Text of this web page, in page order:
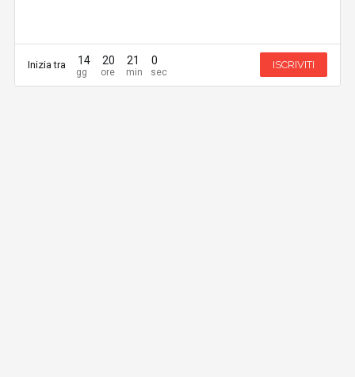
Inizia tra 14 20 21 0 ISCRIVITI